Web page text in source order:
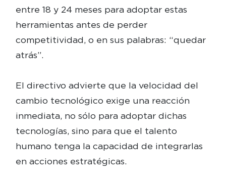
entre 18 y 24 meses para adoptar estas
herramientas antes de perder
competitividad, o en sus palabras: “quedar
atrás”.
El directivo advierte que la velocidad del
cambio tecnológico exige una reacción
inmediata, no sólo para adoptar dichas
tecnologías, sino para que el talento
humano tenga la capacidad de integrarlas
en acciones estratégicas.